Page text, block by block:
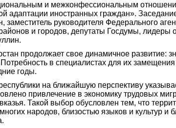
и межконфессиональным
адаптации иностранных граждан».
руководителя Федерального
и городов, депутаты Госдумы,
продолжает свое динамичное развитие:
в специалистах для их
годы.
на ближайшую перспективу
привлечение в экономику трудовых
Такой выбор обусловлен тем, что
народов, близостью языков и культур